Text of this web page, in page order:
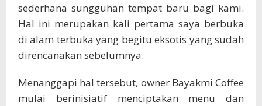
sederhana sungguhan tempat baru bagi kami.
Hal ini merupakan kali pertama saya berbuka
di alam terbuka yang begitu eksotis yang sudah
direncanakan sebelumnya.
Menanggapi hal tersebut, owner Bayakmi Coffee
mulai berinisiatif menciptakan menu dan